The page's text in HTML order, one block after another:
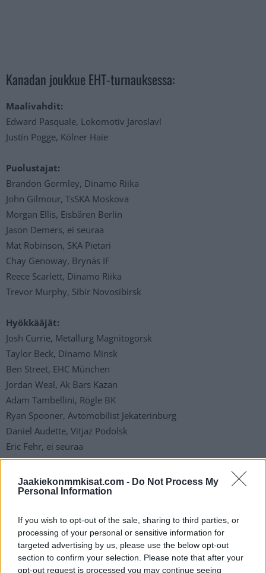
Jaakiekonmmkisat.com - Do Not Process My
Personal Information
If you wish to opt-out of the sale, sharing to third parties, or
processing of your personal or sensitive information for
targeted advertising by us, please use the below opt-out
section to confirm your selection. Please note that after your
opt-out request is processed you may continue seeing
Kanadan joukkue EHT-turnauksessa:
Maalivahdit:
Edward Pasquale, Lokomotiv Jaroslavl
Justin Pogge, Kölner Haie
Puolustajat:
Brandon Gormley, Dinamo Riika
John Gilmour, TsSKA Moskova
Morgan Ellis, Eisbären Berlin
Jason Demers, ei seuraa
Mat Robinson, SKA Pietari
Chay Genoway, Brynäs IF
Reece Scarlett, Dinamo Riika
Trevor Murphy, Sibir Novosibirsk
Hyökkääjät:
Josh Currie, Metallurg Magnitogorsk
Taylor Beck, Dinamo Minsk
Ben Street, EHC München
Jordan Weal, Ak Bars Kazan
Adam Tambellini, Rögle BK
Ryan Spooner, Avtomobilist Jekaterinburg
Daniel Audette, Vitjaz Podolsk
Eric Fehr, ei seuraa
Corban Knight, Avangard Omsk
Eric O’Dell, Dinamo Moskova
Tyler Graovac, Dinamo Minsk
Philippe Maillet, Metallurg Magnitogorsk
Cody Kunyk, Barys Nur-Sultan
Kanada pelaa turnauksessa Leijonia vastaan lauantaina